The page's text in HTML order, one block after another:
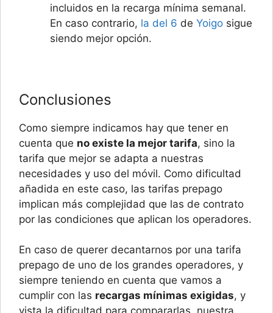
incluidos en la recarga mínima semanal.
En caso contrario, la del 6 de Yoigo sigue
siendo mejor opción.
Conclusiones
Como siempre indicamos hay que tener en
cuenta que no existe la mejor tarifa, sino la
tarifa que mejor se adapta a nuestras
necesidades y uso del móvil. Como dificultad
añadida en este caso, las tarifas prepago
implican más complejidad que las de contrato
por las condiciones que aplican los operadores.
En caso de querer decantarnos por una tarifa
prepago de uno de los grandes operadores, y
siempre teniendo en cuenta que vamos a
cumplir con las recargas mínimas exigidas, y